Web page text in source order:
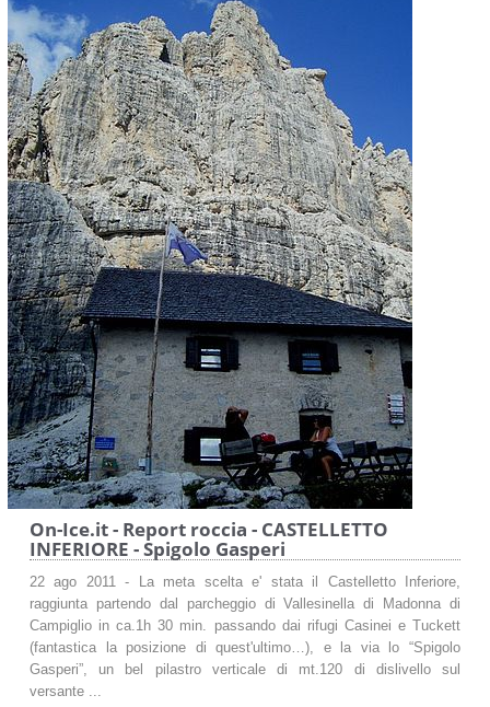
On-Ice.it - Report roccia - CASTELLETTO
INFERIORE - Spigolo Gasperi
22 ago 2011 - La meta scelta e' stata il Castelletto Inferiore,
raggiunta partendo dal parcheggio di Vallesinella di Madonna di
Campiglio in ca.1h 30 min. passando dai rifugi Casinei e Tuckett
(fantastica la posizione di quest'ultimo…), e la via lo “Spigolo
Gasperi”, un bel pilastro verticale di mt.120 di dislivello sul
versante ...